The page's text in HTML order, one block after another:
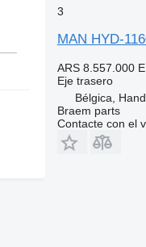
3
MAN HYD-
ARS 8.557.000
Eje trasero
Bélgica,
Braem parts
Contacte con el